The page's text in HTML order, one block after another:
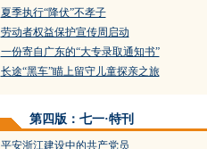
夏季执行“降伏”不孝子
劳动者权益保护宣传周启动
一份寄自广东的“大专录取通知书”
长途“黑车”瞄上留守儿童探亲之旅
第四版：七一·特刊
平安浙江建设中的共产党员